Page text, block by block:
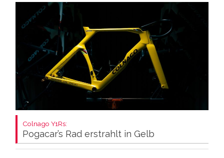
Colnago Y1Rs:
Pogacar’s Rad erstrahlt in Gelb